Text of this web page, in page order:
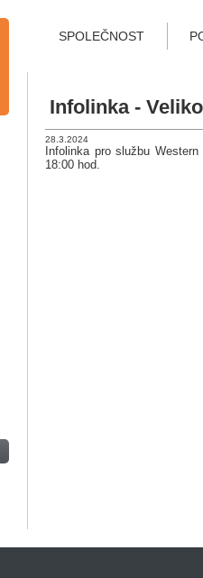
SPOLEČNOST
Infolinka -
28.3.2024
Infolinka pro službu
18:00 hod.